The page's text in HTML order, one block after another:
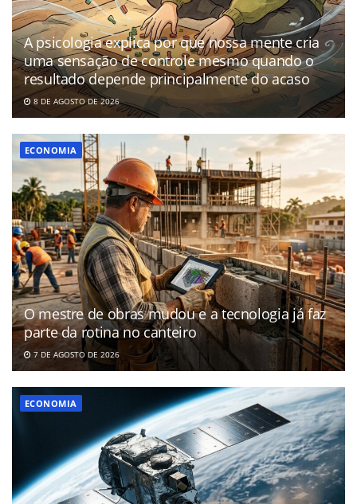
A psicologia explica por que nossa mente cria
uma sensação de controle mesmo quando o
resultado depende principalmente do acaso
8 DE AGOSTO DE 2026
ECONOMIA
O mestre de obras mudou e a tecnologia já faz
parte da rotina no canteiro
7 DE AGOSTO DE 2026
ECONOMIA